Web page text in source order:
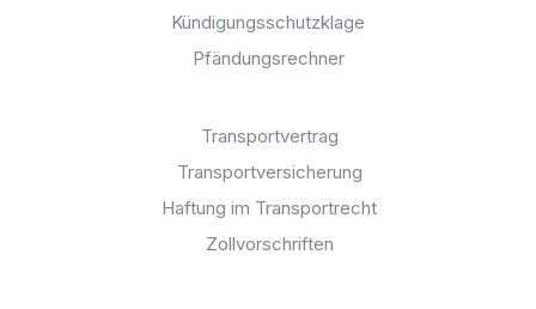
Kündigungsschutzklage
Pfändungsrechner
Transportvertrag
Transportversicherung
Haftung im Transportrecht
Zollvorschriften